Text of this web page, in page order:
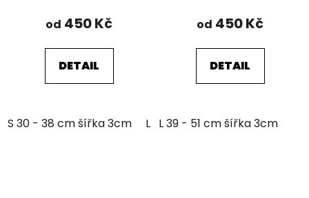
od 450 Kč
DETAIL
S 30 - 38 cm šířka 3cm L 39 - 51 cm šířka 3cm
od 450 Kč
DETAIL
L 39 - 51 cm šířka 3cm